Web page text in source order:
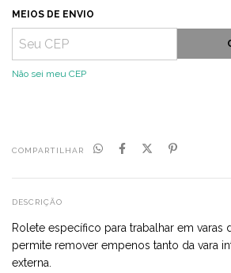
MEIOS DE ENVIO
Não sei meu CEP
COMPARTILHAR
DESCRIÇÃO
Rolete específico para trabalhar em varas
permite remover empenos tanto da vara
externa.